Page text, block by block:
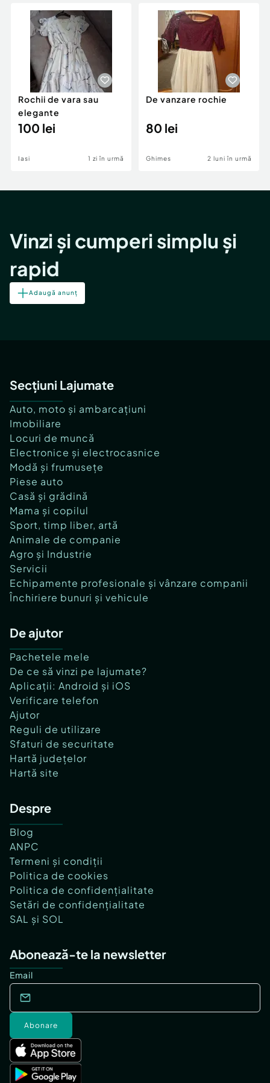
Servicii
Animale de companie
Afaceri și echipamente profesionale
Inchiriere Bunuri si Vehicule
Utilaje agricole si industriale
Piese auto si accesorii
Dacia Duster
Rochii de vara sau
elegante
100 lei
Iasi 1 zi în urmă
De vanzare rochie
80 lei
Ghimes 2 luni în urmă
Vinzi și cumperi simplu și
rapid
Adaugă anunț
Secțiuni Lajumate
Auto, moto și ambarcațiuni
Imobiliare
Locuri de muncă
Electronice și electrocasnice
Modă și frumusețe
Piese auto
Casă și grădină
Mama și copilul
Sport, timp liber, artă
Animale de companie
Agro și Industrie
Servicii
Echipamente profesionale și vânzare companii
Închiriere bunuri și vehicule
De ajutor
Pachetele mele
De ce să vinzi pe lajumate?
Aplicații: Android și iOS
Verificare telefon
Ajutor
Reguli de utilizare
Sfaturi de securitate
Hartă județelor
Hartă site
Despre
Blog
ANPC
Termeni și condiții
Politica de cookies
Politica de confidențialitate
Setări de confidențialitate
SAL și SOL
Abonează-te la newsletter
Email
Abonare